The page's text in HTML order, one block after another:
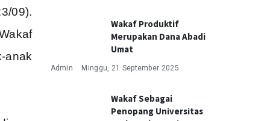
09).
Wakaf Produktif
Merupakan Dana Abadi
Umat
Admin Minggu, 21 September 2025
Wakaf Sebagai
Penopang Universitas